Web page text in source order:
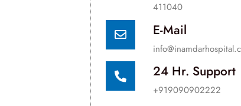
411040
E-Mail
24 Hr. Support
+919090902222